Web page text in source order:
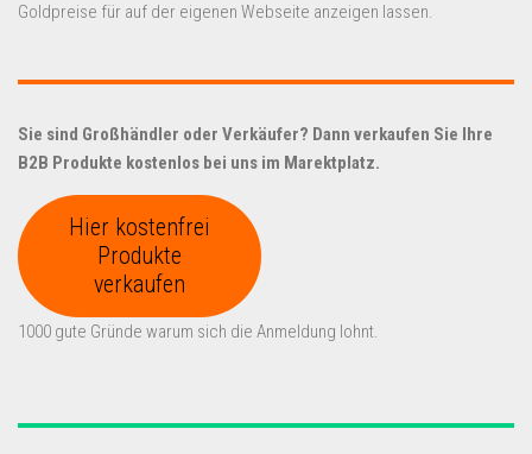
Goldpreise für auf der eigenen Webseite anzeigen lassen.
Sie sind Großhändler oder Verkäufer? Dann verkaufen Sie Ihre
B2B Produkte kostenlos bei uns im Marektplatz.
Hier kostenfrei
Produkte
verkaufen
1000 gute Gründe warum sich die Anmeldung lohnt.